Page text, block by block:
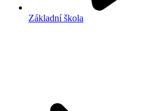
Základní škola